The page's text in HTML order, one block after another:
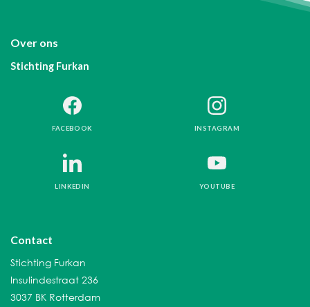
Over ons
Stichting Furkan
FACEBOOK INSTAGRAM
LINKEDIN YOUTUBE
Contact
Stichting Furkan
Insulindestraat 236
3037 BK Rotterdam